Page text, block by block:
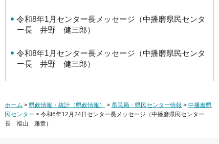
令和8年1月センター長メッセージ（中播磨県民センタ
ー長 井野 健三郎）
令和8年1月センター長メッセージ（中播磨県民センタ
ー長 井野 健三郎）
ホーム > 県政情報・統計（県政情報） > 県民局・県民センター情報 > 中播磨県
民センター > 令和6年12月24日センター長メッセージ（中播磨県民センター
長 福山 雅章）